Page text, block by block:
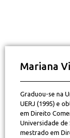
Mariana
Graduou-se na
UERJ (1995) e
em Direito
Universidade de
mestrado em